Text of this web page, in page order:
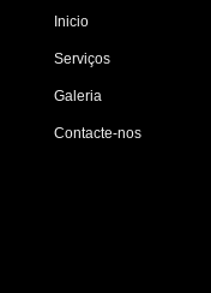
Inicio
Serviços
Contacte-nos
Galeria